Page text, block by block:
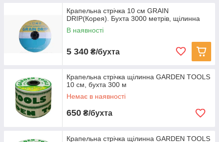
Крапельна стрічка 10 см GRAIN
DRIP(Корея). Бухта 3000 метрів, щілинна
В наявності
5 340 ₴/бухта
Крапельна стрічка щілинна GARDEN TOOLS
10 см, бухта 300 м
Немає в наявності
650 ₴/бухта
Крапельна стрічка щілинна GARDEN TOOLS